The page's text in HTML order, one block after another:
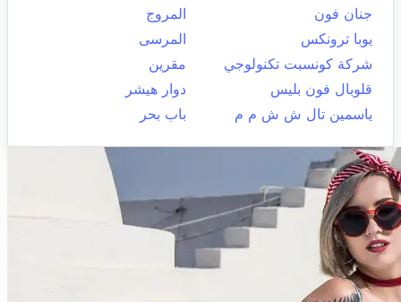
جنان فون
المروج
يوبا ترونكس
المرسى
شركة كونسبت تكنولوجي
مقرين
قلوبال فون بليس
دوار هيشر
ياسمين تال ش ش م م
باب بحر